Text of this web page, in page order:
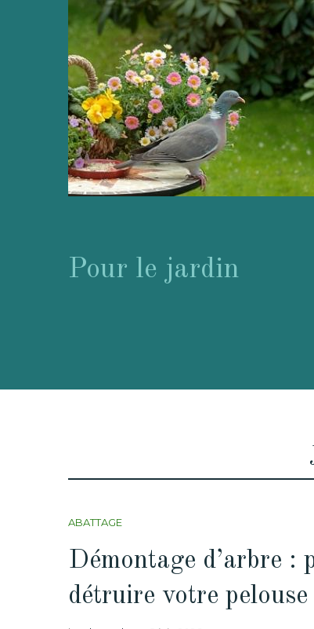
Pour le jardin
ABATTAGE
Démontage d’arbre :
détruire votre pelouse